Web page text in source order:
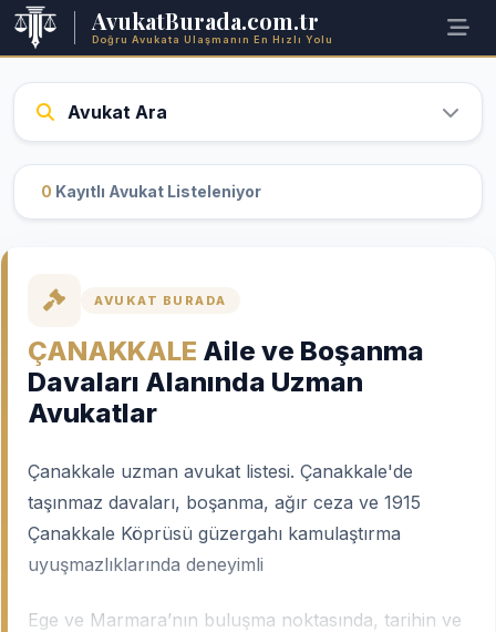
AvukatBurada.com.tr
Doğru Avukata Ulaşmanın En Hızlı Yolu
Avukat Ara
0 Kayıtlı Avukat Listeleniyor
AVUKAT BURADA
ÇANAKKALE Aile ve Boşanma
Davaları Alanında Uzman
Avukatlar
Çanakkale uzman avukat listesi. Çanakkale'de
taşınmaz davaları, boşanma, ağır ceza ve 1915
Çanakkale Köprüsü güzergahı kamulaştırma
uyuşmazlıklarında deneyimli
Ege ve Marmara’nın buluşma noktasında, tarihin ve